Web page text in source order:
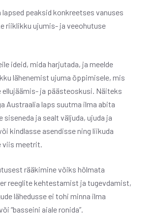
peaksid konkreetses vanuses
riiklikku ujumis- ja veeohutuse
ideid, mida harjutada, ja meelde
lähenemist ujuma õppimisele, mis
ellujäämis- ja päästeoskusi. Näiteks
Austraalia laps suutma ilma abita
siseneda ja sealt väljuda, ujuda ja
kindlasse asendisse ning liikuda
viis meetrit.
rääkimine võiks hõlmata
reeglite kehtestamist ja tugevdamist,
lähedusse ei tohi minna ilma
“basseini aiale ronida”.